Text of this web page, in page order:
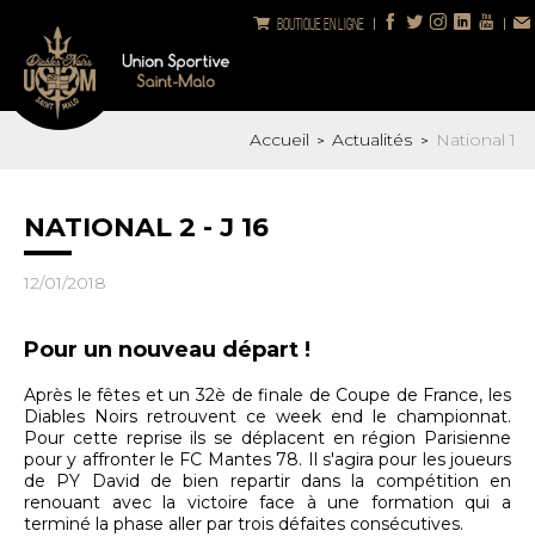
Boutique en ligne
Accueil > Actualités > National 1
NATIONAL 2 - J 16
12/01/2018
Pour un nouveau départ !
Après le fêtes et un 32è de finale de Coupe de France, les
Diables Noirs retrouvent ce week end le championnat.
Pour cette reprise ils se déplacent en région Parisienne
pour y affronter le FC Mantes 78. Il s'agira pour les joueurs
de PY David de bien repartir dans la compétition en
renouant avec la victoire face à une formation qui a
terminé la phase aller par trois défaites consécutives.